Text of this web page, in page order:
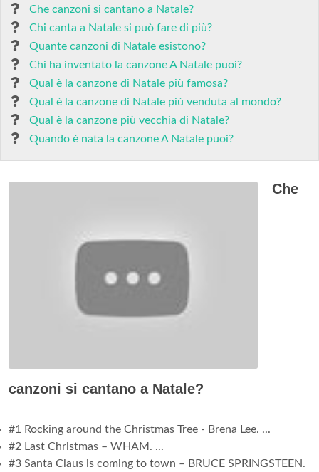
Che canzoni si cantano a Natale?
Chi canta a Natale si può fare di più?
Quante canzoni di Natale esistono?
Chi ha inventato la canzone A Natale puoi?
Qual è la canzone di Natale più famosa?
Qual è la canzone di Natale più venduta al mondo?
Qual è la canzone più vecchia di Natale?
Quando è nata la canzone A Natale puoi?
Che
canzoni si cantano a Natale?
#1 Rocking around the Christmas Tree - Brena Lee. ...
#2 Last Christmas – WHAM. ...
#3 Santa Claus is coming to town – BRUCE SPRINGSTEEN.